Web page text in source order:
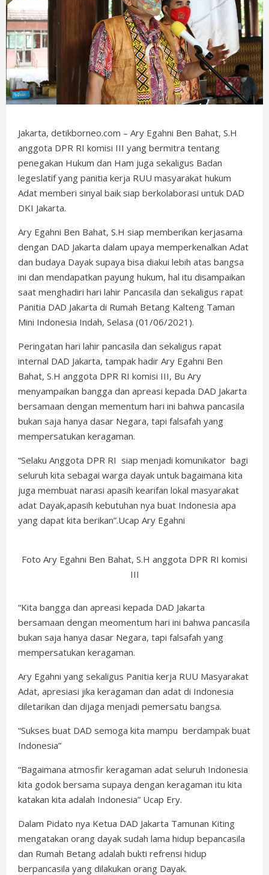
Jakarta, detikborneo.com – Ary Egahni Ben Bahat, S.H
anggota DPR RI komisi III yang bermitra tentang
penegakan Hukum dan Ham juga sekaligus Badan
legeslatif yang panitia kerja RUU masyarakat hukum
Adat memberi sinyal baik siap berkolaborasi untuk DAD
DKI Jakarta.
Ary Egahni Ben Bahat, S.H siap memberikan kerjasama
dengan DAD Jakarta dalam upaya memperkenalkan Adat
dan budaya Dayak supaya bisa diakui lebih atas bangsa
ini dan mendapatkan payung hukum, hal itu disampaikan
saat menghadiri hari lahir Pancasila dan sekaligus rapat
Panitia DAD Jakarta di Rumah Betang Kalteng Taman
Mini Indonesia Indah, Selasa (01/06/2021).
Peringatan hari lahir pancasila dan sekaligus rapat
internal DAD Jakarta, tampak hadir Ary Egahni Ben
Bahat, S.H anggota DPR RI komisi III, Bu Ary
menyampaikan bangga dan apreasi kepada DAD Jakarta
bersamaan dengan mementum hari ini bahwa pancasila
bukan saja hanya dasar Negara, tapi falsafah yang
mempersatukan keragaman.
“Selaku Anggota DPR RI siap menjadi komunikator bagi
seluruh kita sebagai warga dayak untuk bagaimana kita
juga membuat narasi apasih kearifan lokal masyarakat
adat Dayak,apasih kebutuhan nya buat Indonesia apa
yang dapat kita berikan”.Ucap Ary Egahni
Foto Ary Egahni Ben Bahat, S.H anggota DPR RI komisi
III
“Kita bangga dan apreasi kepada DAD Jakarta
bersamaan dengan meomentum hari ini bahwa pancasila
bukan saja hanya dasar Negara, tapi falsafah yang
mempersatukan keragaman.
Ary Egahni yang sekaligus Panitia kerja RUU Masyarakat
Adat, apresiasi jika keragaman dan adat di Indonesia
diletarikan dan dijaga menjadi pemersatu bangsa.
“Sukses buat DAD semoga kita mampu berdampak buat
Indonesia”
“Bagaimana atmosfir keragaman adat seluruh Indonesia
kita godok bersama supaya dengan keragaman itu kita
katakan kita adalah Indonesia” Ucap Ery.
Dalam Pidato nya Ketua DAD Jakarta Tamunan Kiting
mengatakan orang dayak sudah lama hidup bepancasila
dan Rumah Betang adalah bukti refrensi hidup
berpancasila yang dilakukan orang Dayak.